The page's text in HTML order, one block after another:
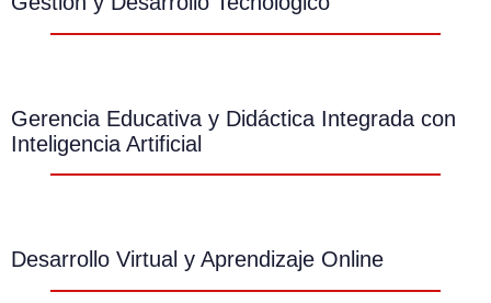
Gerencia Educativa y Didáctica Integrada con
Inteligencia Artificial
Desarrollo Virtual y Aprendizaje Online